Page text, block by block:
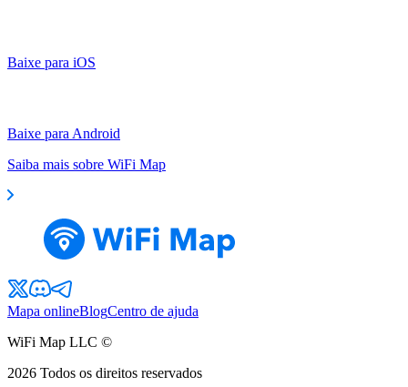
Baixe para iOS
Baixe para Android
Saiba mais sobre WiFi Map
Mapa onlineBlogCentro de ajuda
WiFi Map LLC ©
2026 Todos os direitos reservados